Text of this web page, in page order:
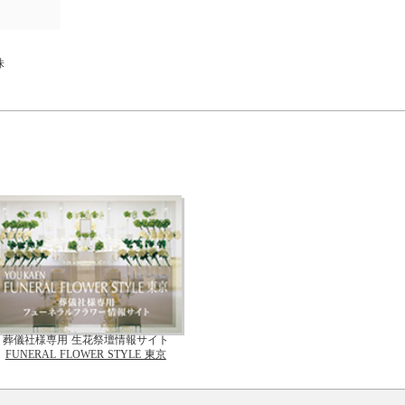
葬儀社様専用 生花祭壇情報サイト
FUNERAL FLOWER STYLE 東京